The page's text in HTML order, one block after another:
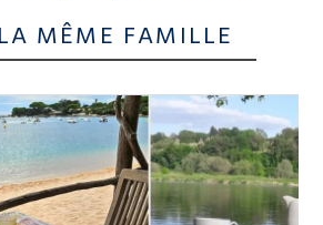
MÊME FAMILLE